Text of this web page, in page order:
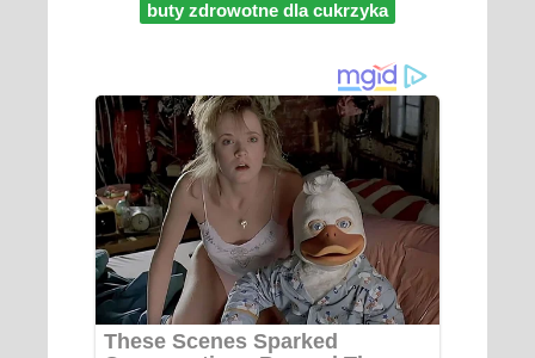
buty zdrowotne dla cukrzyka